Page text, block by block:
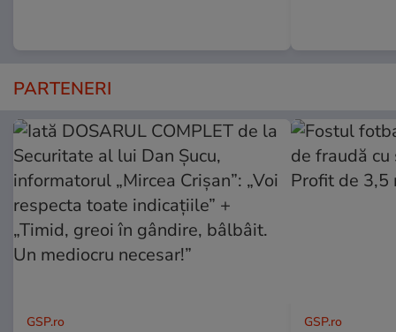
PARTENERI
GSP.ro GSP.ro